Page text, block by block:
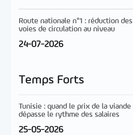
Route nationale n°1 : réduction des
voies de circulation au niveau
24-07-2026
Temps Forts
Tunisie : quand le prix de la viande
dépasse le rythme des salaires
25-05-2026